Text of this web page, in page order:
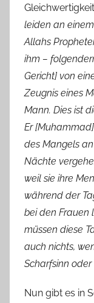
leiden an
Allahs
ihm –
Gericht] von
Zeugnis eines
Mann. Dies ist
Er
des Mangels
Nächte
weil sie ihre
während der
bei den Frauen
müssen diese
auch nichts,
Scharfsinn oder
Nun gibt es in